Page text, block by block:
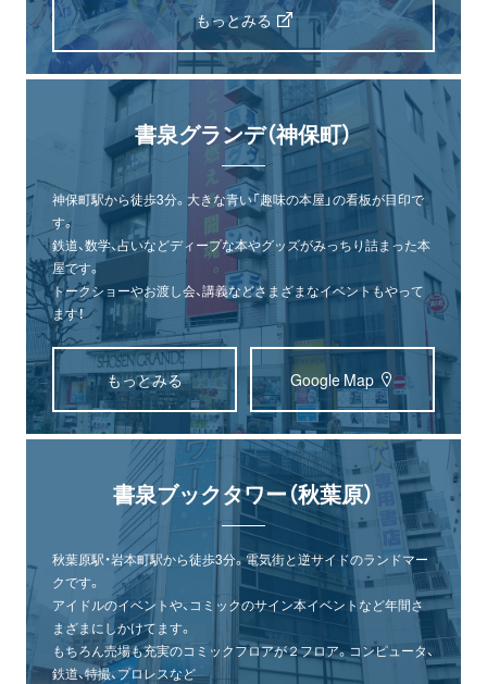
もっとみる
書泉グランデ（神保町）
神保町駅から徒歩3分。大きな青い「趣味の本屋」の看板が目印で
す。
鉄道、数学、占いなどディープな本やグッズがみっちり詰まった本
屋です。
トークショーやお渡し会、講義などさまざまなイベントもやって
ます！
もっとみる Google Map
書泉ブックタワー（秋葉原）
秋葉原駅・岩本町駅から徒歩3分。電気街と逆サイドのランドマー
クです。
アイドルのイベントや、コミックのサイン本イベントなど年間さ
まざまにしかけてます。
もちろん売場も充実のコミックフロアが２フロア。コンピュータ、
鉄道、特撮、プロレスなど